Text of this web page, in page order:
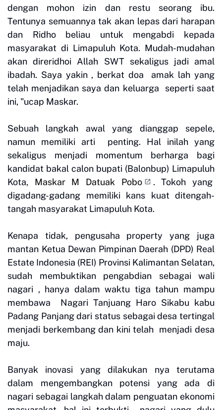
dengan mohon izin dan restu seorang ibu.
Tentunya semuannya tak akan lepas dari harapan
dan Ridho beliau untuk mengabdi kepada
masyarakat di Limapuluh Kota. Mudah-mudahan
akan direridhoi Allah SWT sekaligus jadi amal
ibadah. Saya yakin , berkat doa amak lah yang
telah menjadikan saya dan keluarga seperti saat
ini, "ucap Maskar.
Sebuah langkah awal yang dianggap sepele,
namun memiliki arti penting. Hal inilah yang
sekaligus menjadi momentum berharga bagi
kandidat bakal calon bupati (Balonbup) Limapuluh
Kota, Maskar M Datuak Pobo
. Tokoh yang
digadang-gadang memiliki kans kuat ditengah-
tangah masyarakat Limapuluh Kota.
Kenapa tidak, pengusaha property yang juga
mantan Ketua Dewan Pimpinan Daerah (DPD) Real
Estate Indonesia (REI) Provinsi Kalimantan Selatan,
sudah membuktikan pengabdian sebagai wali
nagari , hanya dalam waktu tiga tahun mampu
membawa Nagari Tanjuang Haro Sikabu kabu
Padang Panjang dari status sebagai desa tertingal
menjadi berkembang dan kini telah menjadi desa
maju.
Banyak inovasi yang dilakukan nya terutama
dalam mengembangkan potensi yang ada di
nagari sebagai langkah dalam penguatan ekonomi